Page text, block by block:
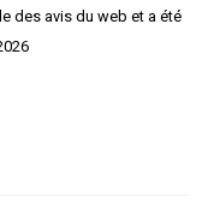
des avis du web et a été